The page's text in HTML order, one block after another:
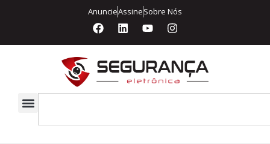
AnuncieAssineSobre Nós